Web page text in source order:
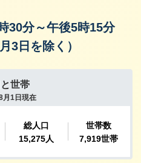
30分～午後5時15分
3日を除く）